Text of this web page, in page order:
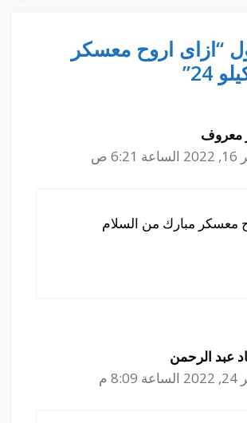
“ازاى اروح معسكر
24”
معروف
ص
معسكر مبارك من السلام
عبد الرحمن
م